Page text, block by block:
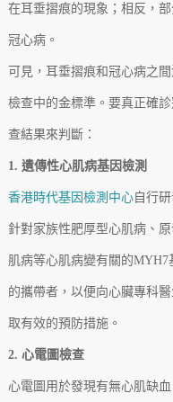
在耳垂摺痕的現象；相反，
冠心病。
可見，耳垂摺痕和冠心病之
檢查中的金標準。要真正確
查結果來判斷：
1. 遺傳性心肌病基因檢測
香港時代基因檢測中心自行
針對家族性肥厚型心肌病、
肌病等心肌病變有關的
的攜帶者，以便向心臟專科
取有效的預防措施。
2. 心電圖檢查
心電圖用於發現有無心肌缺